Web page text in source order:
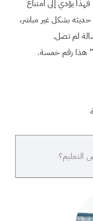
يؤدي إلى امتناع
بشكل غير مباشر،
لم تصل.
هذا رقم خمسة.